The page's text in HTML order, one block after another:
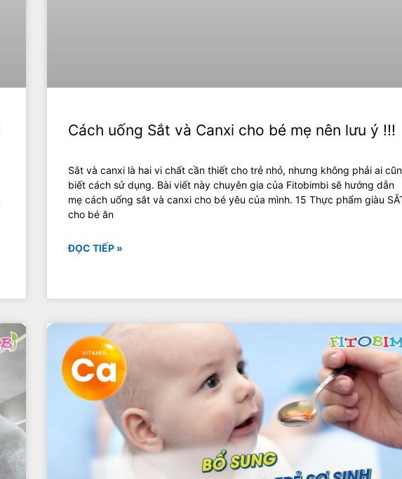
Cách uống Sắt và Canxi cho bé mẹ nên lưu ý !!!
Sắt và canxi là hai vi chất cần thiết cho trẻ nhỏ, nhưng không phải ai
biết cách sử dụng. Bài viết này chuyên gia của Fitobimbi sẽ hướng dẫn
mẹ cách uống sắt và canxi cho bé yêu của mình. 15 Thực phẩm giàu
cho bé ăn
ĐỌC TIẾP »